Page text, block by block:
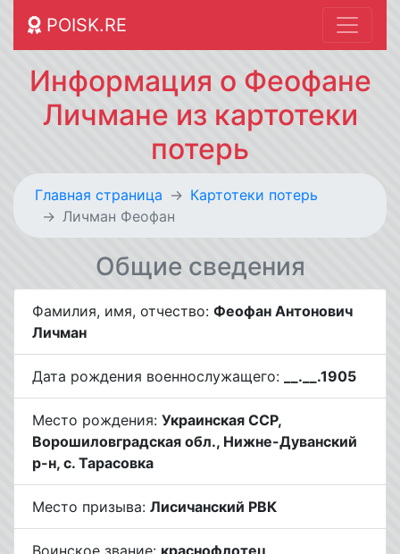
POISK.RE
Информация о Феофане
Личмане из картотеки
потерь
Главная страница
Картотеки потерь
Личман Феофан
Общие сведения
Фамилия, имя, отчество: Феофан Антонович
Личман
Дата рождения военнослужащего: __.__.1905
Место рождения: Украинская ССР,
Ворошиловградская обл., Нижне-Дуванский
р-н, с. Тарасовка
Место призыва: Лисичанский РВК
Воинское звание: краснофлотец